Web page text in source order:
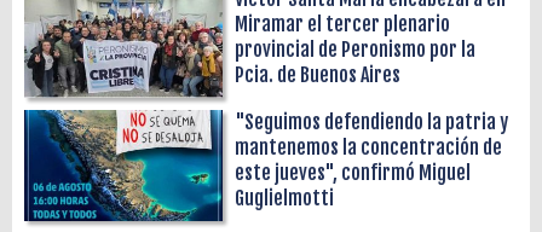
Miramar el tercer plenario
provincial de Peronismo por la
Pcia. de Buenos Aires
"Seguimos defendiendo la patria y
mantenemos la concentración de
este jueves", confirmó Miguel
Guglielmotti